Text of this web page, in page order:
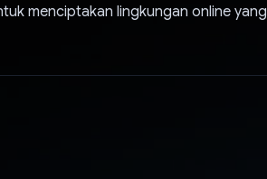
menciptakan lingkungan online yang